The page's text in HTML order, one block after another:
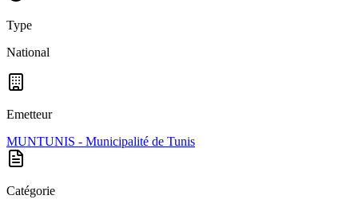
Type
National
Emetteur
MUNTUNIS - Municipalité de Tunis
Catégorie